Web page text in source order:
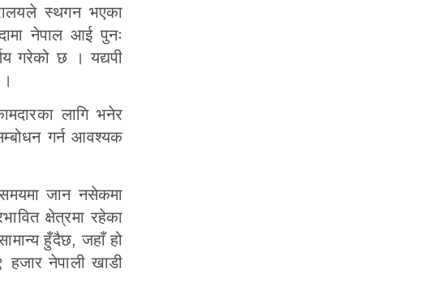
स्थगन भएका
नेपाल आई पुनः
गरेको छ । यद्यपी
लागि भनेर
गर्न आवश्यक
समयमा जान नसेकमा
क्षेत्रमा रहेका
हुँदैछ, जहाँ हो
नेपाली खाडी